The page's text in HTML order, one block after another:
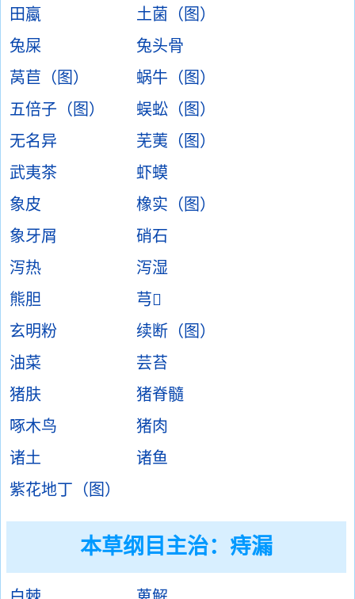
田蠃
土菌（图）
兔屎
兔头骨
莴苣（图）
蜗牛（图）
五倍子（图）
蜈蚣（图）
无名异
芜荑（图）
武夷茶
虾蟆
象皮
橡实（图）
象牙屑
硝石
泻热
泻湿
熊胆
芎
玄明粉
续断（图）
油菜
芸苔
猪肤
猪脊髓
啄木鸟
猪肉
诸土
诸鱼
紫花地丁（图）
本草纲目主治：痔漏